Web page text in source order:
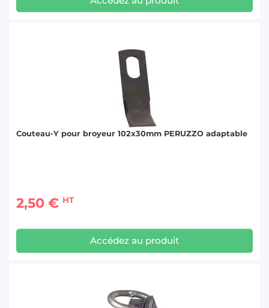
Couteau-Y pour broyeur 102x30mm PERUZZO adaptable
2,50 € HT
Accédez au produit